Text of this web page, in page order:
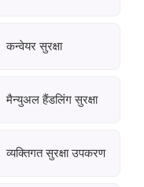
कन्वेयर सुरक्षा
मैन्युअल हैंडलिंग सुरक्षा
व्यक्तिगत सुरक्षा उपकरण